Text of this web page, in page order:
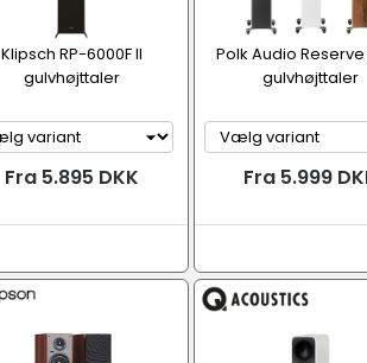
Klipsch RP-6000F II
gulvhøjttaler
Fra 5.895 DKK
Polk Audio Reserve
gulvhøjttaler
Fra 5.999